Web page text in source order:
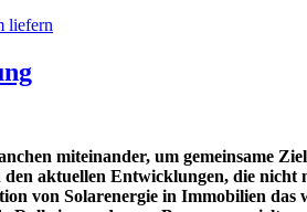
miteinander, um gemeinsame
aktuellen Entwicklungen, die nicht
von Solarenergie in Immobilien das